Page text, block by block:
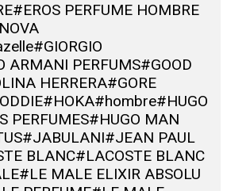
#EROS PERFUME HOMBRE
#GIORGIO
ARMANI PERFUMS#GOOD
HERRERA#GORE
#HOKA#hombre#HUGO
PERFUMES#HUGO MAN
#JABULANI#JEAN PAUL
BLANC#LACOSTE BLANC
#LE MALE ELIXIR ABSOLU